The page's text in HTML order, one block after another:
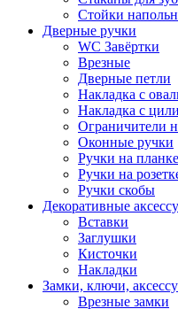
Стойки
Дверные ручки
WC Завёртки
Врезные
Дверные петли
Накладка с
Накладка с
Ограничители
Оконные ручки
Ручки на планке
Ручки на
Ручки скобы
Декоративные
Вставки
Заглушки
Кисточки
Накладки
Замки, ключи,
Врезные замки